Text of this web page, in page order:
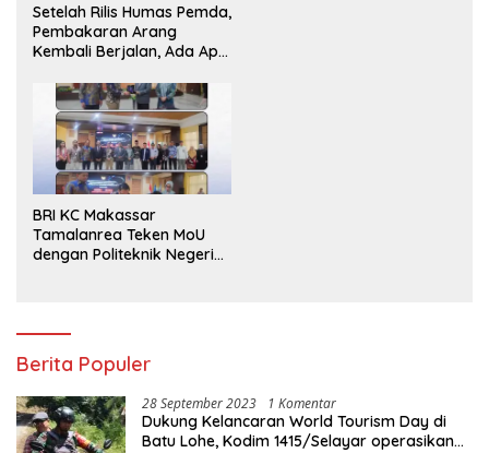
Setelah Rilis Humas Pemda,
Pembakaran Arang
Kembali Berjalan, Ada Apa
Aturan?
BRI KC Makassar
Tamalanrea Teken MoU
dengan Politeknik Negeri
Berita Populer
28 September 2023 1 Komentar
Dukung Kelancaran World Tourism Day di
Batu Lohe, Kodim 1415/Selayar operasikan